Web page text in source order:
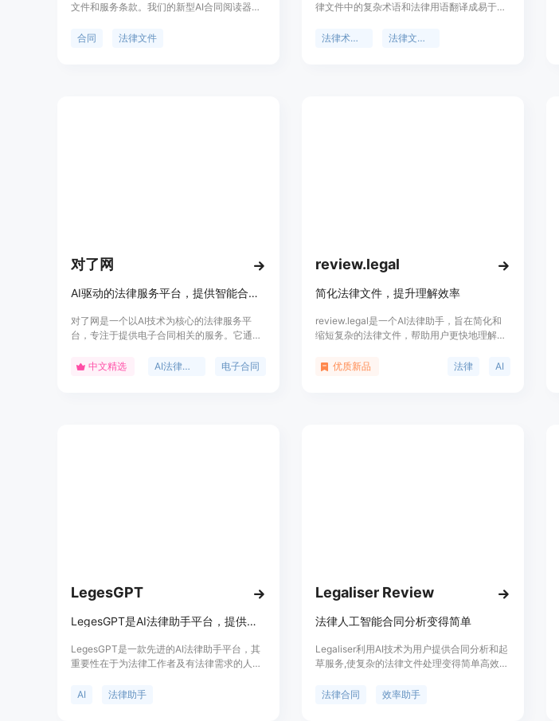
文件和服务条款。我们的新型AI合同阅读器可
释。快速上传并分析合同，让您安心签署。
合同 法律文件
律文件中的复杂术语和法律用语翻译成易于理
语和法律用语，帮助人们更轻松地理解法律文
法律术语解码 法律文件翻译
对了网
AI驱动的法律服务平台，提供智能合同服务。
对了网是一个以AI技术为核心的法律服务平
台，专注于提供电子合同相关的服务。它通过
拟、审查等功能，以及多种合同模板，满足不
中文精选 AI法律服务 电子合同
review.legal
简化法律文件，提升理解效率
review.legal是一个AI法律助手，旨在简化和
缩短复杂的法律文件，帮助用户更快地理解并
翻译成用户母语等功能，让用户能够更轻松地
优质新品 法律 AI
LegesGPT
LegesGPT是AI法律助手平台，提供专业指导、文档分析，提升法律工作效率。
LegesGPT是一款先进的AI法律助手平台，其
重要性在于为法律工作者及有法律需求的人提
的法律知识储备、能适应特定司法管辖区的需
AI 法律助手
Legaliser Review
法律人工智能合同分析变得简单
Legaliser利用AI技术为用户提供合同分析和起
草服务,使复杂的法律文件处理变得简单高效。
辅助快速起草合规的合同。该产品具有公平性
法律合同 效率助手